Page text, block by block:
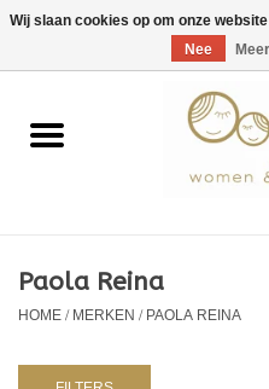
EUR/GBP/USD
Home
Kids
Paola Reina
HOME/MERKEN/PAOLA REINA
Wij slaan cookies op om onze
Nee